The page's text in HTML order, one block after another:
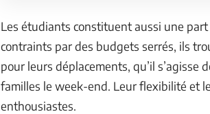
Les étudiants constituent aussi une
contraints par des budgets serrés, ils
pour leurs déplacements, qu’il
familles le week-end. Leur flexibilité et
enthousiastes.